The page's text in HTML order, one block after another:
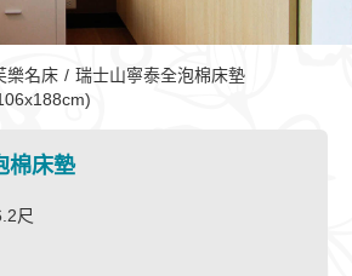
樂名床
瑞士山寧泰全泡棉床墊
棉床墊
尺